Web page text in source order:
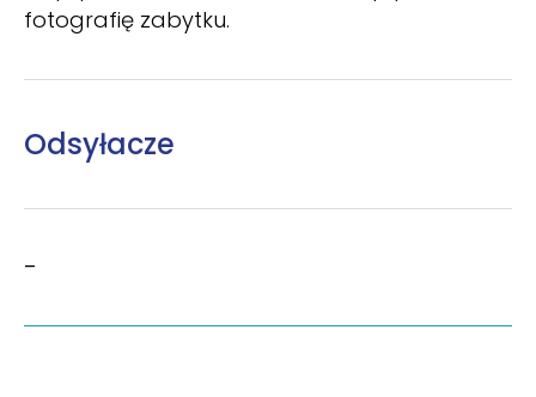
fotografię zabytku.
Odsyłacze
–